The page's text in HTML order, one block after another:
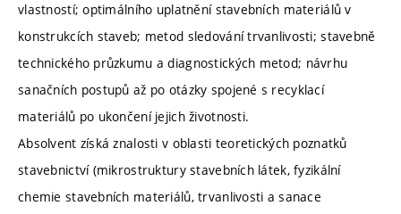
vlastností; optimálního uplatnění stavebních materiálů v
konstrukcích staveb; metod sledování trvanlivosti; stavebně
technického průzkumu a diagnostických metod; návrhu
sanačních postupů až po otázky spojené s recyklací
materiálů po ukončení jejich životnosti.
Absolvent získá znalosti v oblasti teoretických poznatků
stavebnictví (mikrostruktury stavebních látek, fyzikální
chemie stavebních materiálů, trvanlivosti a sanace